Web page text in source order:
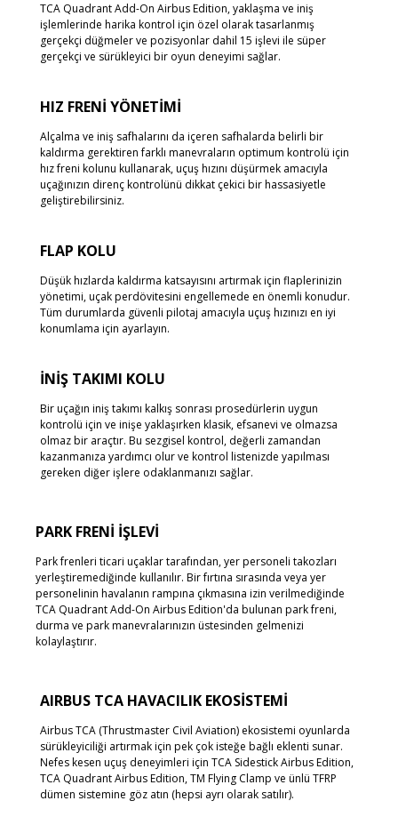
TCA Quadrant Add-On Airbus Edition, yaklaşma ve iniş
işlemlerinde harika kontrol için özel olarak tasarlanmış
gerçekçi düğmeler ve pozisyonlar dahil 15 işlevi ile süper
gerçekçi ve sürükleyici bir oyun deneyimi sağlar.
HIZ FRENİ YÖNETİMİ
Alçalma ve iniş safhalarını da içeren safhalarda belirli bir
kaldırma gerektiren farklı manevraların optimum kontrolü için
hız freni kolunu kullanarak, uçuş hızını düşürmek amacıyla
uçağınızın direnç kontrolünü dikkat çekici bir hassasiyetle
geliştirebilirsiniz.
FLAP KOLU
Düşük hızlarda kaldırma katsayısını artırmak için flaplerinizin
yönetimi, uçak perdövitesini engellemede en önemli konudur.
Tüm durumlarda güvenli pilotaj amacıyla uçuş hızınızı en iyi
konumlama için ayarlayın.
İNİŞ TAKIMI KOLU
Bir uçağın iniş takımı kalkış sonrası prosedürlerin uygun
kontrolü için ve inişe yaklaşırken klasik, efsanevi ve olmazsa
olmaz bir araçtır. Bu sezgisel kontrol, değerli zamandan
kazanmanıza yardımcı olur ve kontrol listenizde yapılması
gereken diğer işlere odaklanmanızı sağlar.
PARK FRENİ İŞLEVİ
Park frenleri ticari uçaklar tarafından, yer personeli takozları
yerleştiremediğinde kullanılır. Bir fırtına sırasında veya yer
personelinin havalanın rampına çıkmasına izin verilmediğinde
TCA Quadrant Add-On Airbus Edition'da bulunan park freni,
durma ve park manevralarınızın üstesinden gelmenizi
kolaylaştırır.
AIRBUS TCA HAVACILIK EKOSİSTEMİ
Airbus TCA (Thrustmaster Civil Aviation) ekosistemi oyunlarda
sürükleyiciliği artırmak için pek çok isteğe bağlı eklenti sunar.
Nefes kesen uçuş deneyimleri için TCA Sidestick Airbus Edition,
TCA Quadrant Airbus Edition, TM Flying Clamp ve ünlü TFRP
dümen sistemine göz atın (hepsi ayrı olarak satılır).